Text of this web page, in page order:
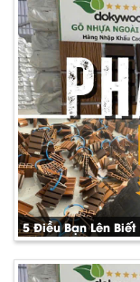
5 Điều Bạn Lên